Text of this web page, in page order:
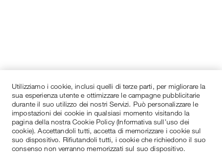
Utilizziamo i cookie, inclusi quelli di terze parti, per migliorare la
sua esperienza utente e ottimizzare le campagne pubblicitarie
durante il suo utilizzo dei nostri Servizi. Può personalizzare le
impostazioni dei cookie in qualsiasi momento visitando la
pagina della nostra Cookie Policy (Informativa sull’uso dei
cookie). Accettandoli tutti, accetta di memorizzare i cookie sul
suo dispositivo. Rifiutandoli tutti, i cookie che richiedono il suo
consenso non verranno memorizzati sul suo dispositivo.